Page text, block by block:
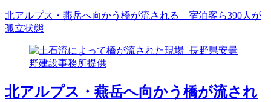
北アルプス・燕岳へ向かう橋が流される 宿泊客ら390人が
孤立状態
北アルプス・燕岳へ向かう橋が流され